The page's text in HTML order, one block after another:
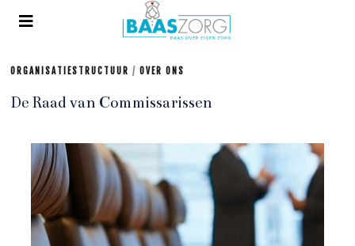
ORGANISATIESTRUCTUUR / OVER ONS
De Raad van Commissarissen